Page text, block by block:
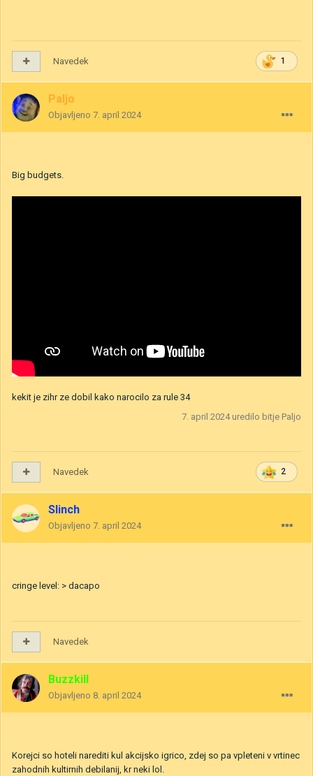
1
Navedek
Paljo
Objavljeno 7. april 2024
Big budgets.
kekit je zihr ze dobil kako narocilo za rule 34
7. april 2024uredilo bitje Paljo
2
Navedek
Slinch
Objavljeno 7. april 2024
cringe level: > dacapo
Navedek
Buzzkill
Objavljeno 8. april 2024
Korejci so hoteli narediti kul akcijsko igrico, zdej so pa vpleteni v vrtinec
zahodnih kultirnih debilanij, kr neki lol.